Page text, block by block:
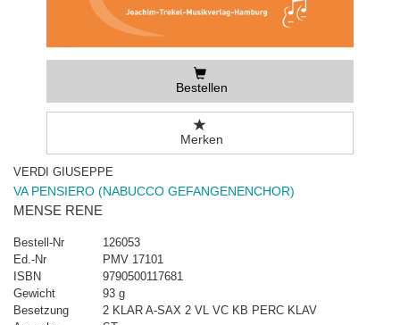
Bestellen
Merken
VERDI GIUSEPPE
VA PENSIERO (NABUCCO GEFANGENENCHOR)
MENSE RENE
Bestell-Nr
126053
Ed.-Nr
PMV 17101
ISBN
9790500117681
Gewicht
93 g
Besetzung
2 KLAR A-SAX 2 VL VC KB PERC KLAV